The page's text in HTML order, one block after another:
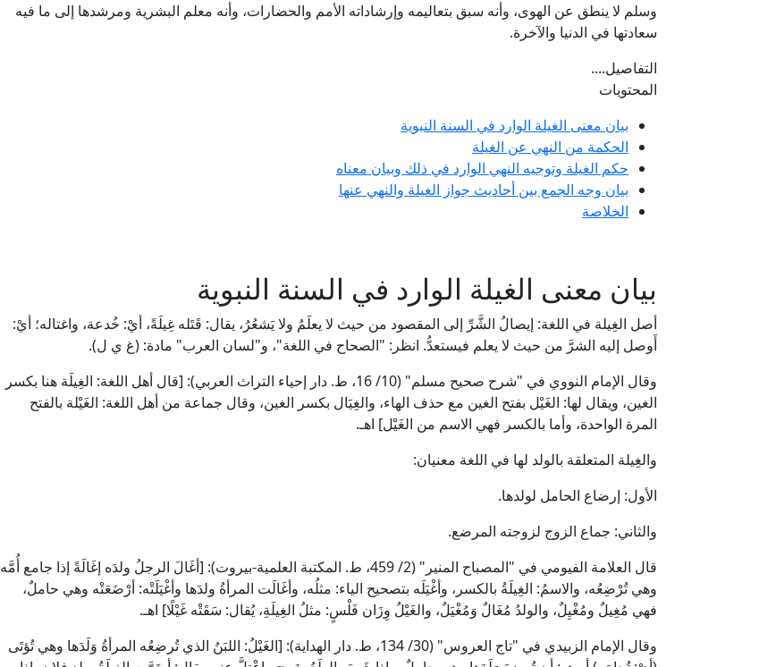
وسلم لا ينطق عن الهوى، وأنه سبق بتعاليمه وإرشاداته الأمم والحضارات، وأنه معلم البشرية ومرشدها إلى ما فيه
سعادتها في الدنيا والآخرة.
التفاصيل....
المحتويات
بيان معنى الغيلة الوارد في السنة النبوية
الحكمة من النهي عن الغيلة
حكم الغيلة وتوجيه النهي الوارد في ذلك وبيان معناه
بيان وجه الجمع بين أحاديث جواز الغيلة والنهي عنها
الخلاصة
بيان معنى الغيلة الوارد في السنة النبوية
أصل الغِيلة في اللغة: إيصالُ الشَّرِّ إلى المقصود من حيث لا يعلَمُ ولا يَشعُرُ، يقال: قَتَله غِيلَةً، أيْ: خُدعة، واغتاله؛ أيْ:
أَوصل إليه الشرَّ من حيث لا يعلم فيستعدُّ. انظر: "الصحاح في اللغة"، و"لسان العرب" مادة: (غ ي ل).
وقال الإمام النووي في "شرح صحيح مسلم" (10/ 16، ط. دار إحياء التراث العربي): [قال أهل اللغة: الغِيلَة هنا بكسر
الغين، ويقال لها: الغَيْل بفتح الغين مع حذف الهاء، والغِيَال بكسر الغين، وقال جماعة من أهل اللغة: الغَيْلة بالفتح
المرة الواحدة، وأما بالكسر فهي الاسم من الغَيْل] اهـ.
والغِيلة المتعلقة بالولد لها في اللغة معنيان:
الأول: إرضاع الحامل لولدها.
والثاني: جماع الزوج لزوجته المرضع.
قال العلامة الفيومي في "المصباح المنير" (2/ 459، ط. المكتبة العلمية-بيروت): [أغَالَ الرجلُ ولدَه إغَالَةً إذا جامع أُمَّه
وهي تُرْضِعُه، والاسمُ: الغِيلَةُ بالكسر، وأغْيَلَه بتصحيح الياء: مثلُه، وأغَالَت المرأةُ ولدَها وأغْيَلَتْه: أرْضَعَتْه وهي حاملٌ،
فهي مُغِيلٌ ومُغْيِلٌ، والولدُ مُغَالٌ وَمُغْيَلٌ، والغَيْلُ وِزَان فَلْسٍ: مثلُ الغِيلَةِ، يُقال: سَقَتْه غَيْلًا] اهـ.
وقال الإمام الزبيدي في "تاج العروس" (30/ 134، ط. دار الهداية): [الغَيْلُ: اللبَنُ الذي تُرضِعُه المرأةُ وَلَدَها وهي تُؤتَى